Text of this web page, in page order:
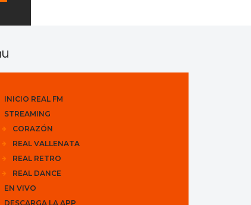
INICIO REAL FM
STREAMING
CORAZÓN
REAL VALLENATA
REAL RETRO
REAL DANCE
EN VIVO
DESCARGA LA APP